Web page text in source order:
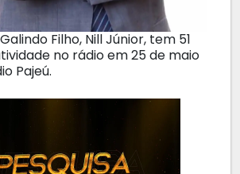
Filho, Nill Júnior, tem 51
no rádio em 25 de maio
Pajeú.